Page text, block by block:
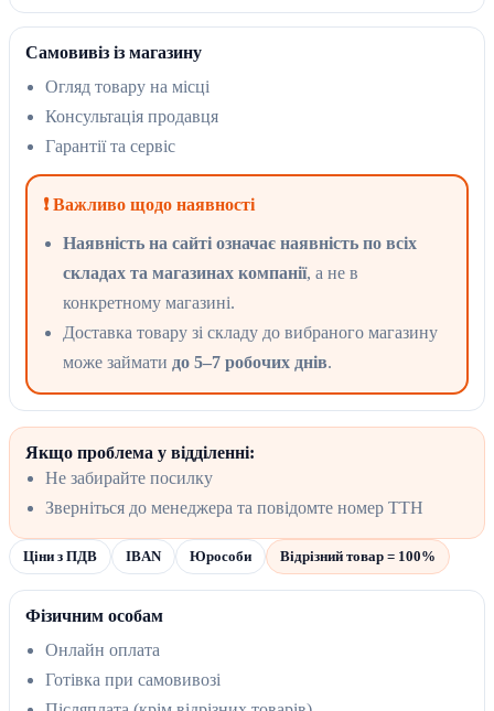
Самовивіз із магазину
Огляд товару на місці
Консультація продавця
Гарантії та сервіс
❗ Важливо щодо наявності
Наявність на сайті означає наявність по всіх
складах та магазинах компанії, а не в
конкретному магазині.
Доставка товару зі складу до вибраного магазину
може займати до 5–7 робочих днів.
Якщо проблема у відділенні:
Не забирайте посилку
Зверніться до менеджера та повідомте номер ТТН
Ціни з ПДВ IBAN Юрособи Відрізний товар = 100%
Фізичним особам
Онлайн оплата
Готівка при самовивозі